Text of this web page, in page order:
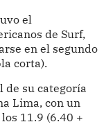
el
de Surf,
en el segundo
corta).
de su categoría
Lima, con un
11.9 (6.40 +